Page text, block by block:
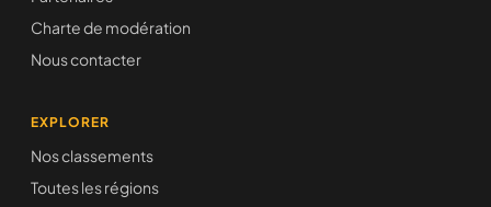
Charte de modération
Nous contacter
EXPLORER
Nos classements
Toutes les régions